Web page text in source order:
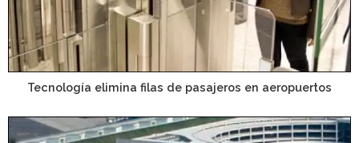
Tecnología elimina filas de pasajeros en aeropuertos